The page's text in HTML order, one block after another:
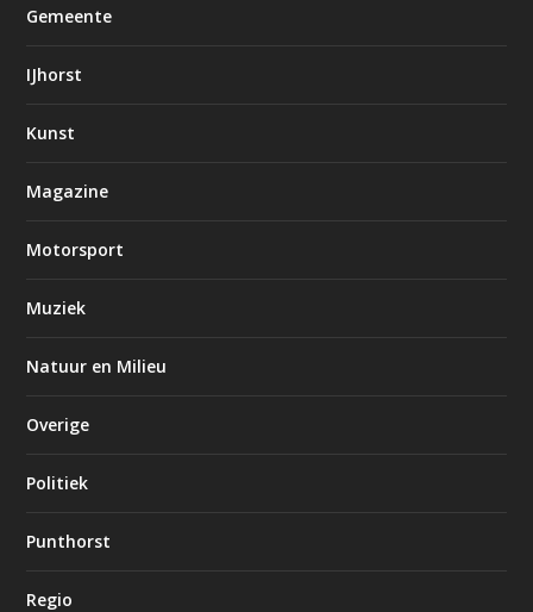
Gemeente
IJhorst
Kunst
Magazine
Motorsport
Muziek
Natuur en Milieu
Overige
Politiek
Punthorst
Regio